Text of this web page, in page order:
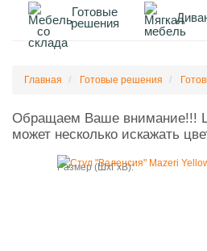
Готовые
решения
Главная Готовые решения
Обращаем Ваше внимание!!!
может несколько искажать
Размер (ШxГxВ):